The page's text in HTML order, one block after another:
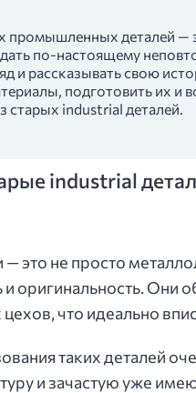
промышленных деталей —
по-настоящему
и рассказывать свою
подготовить их и
старых industrial деталей.
industrial
не просто
и оригинальность. Они
что идеально
таких деталей
и зачастую уже